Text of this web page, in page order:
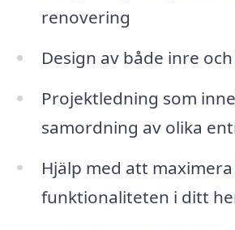
renovering
Design av både inre
Projektledning som
samordning av olika
Hjälp med att
funktionaliteten i ditt